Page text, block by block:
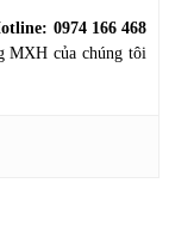
0974 166 468
MXH của chúng tôi